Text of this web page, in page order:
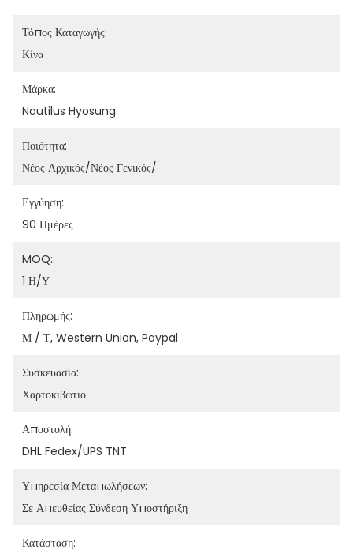
Τόπος Καταγωγής:
Κίνα
Μάρκα:
Nautilus Hyosung
Ποιότητα:
Νέος Αρχικός/νέος Γενικός/
Εγγύηση:
90 Ημέρες
MOQ:
1 Η/υ
Πληρωμής:
Μ / Τ, Western Union, Paypal
Συσκευασία:
Χαρτοκιβώτιο
Αποστολή:
DHL Fedex/UPS TNT
Υπηρεσία Μεταπωλήσεων:
Σε Απευθείας Σύνδεση Υποστήριξη
Κατάσταση: